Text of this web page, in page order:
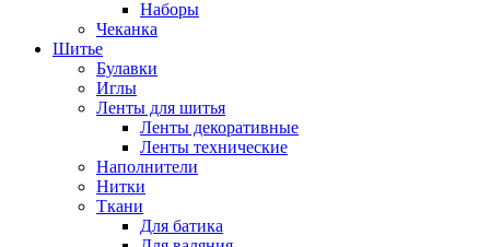
Наборы
Чеканка
Шитье
Булавки
Иглы
Ленты для шитья
Ленты декоративные
Ленты технические
Наполнители
Нитки
Ткани
Для батика